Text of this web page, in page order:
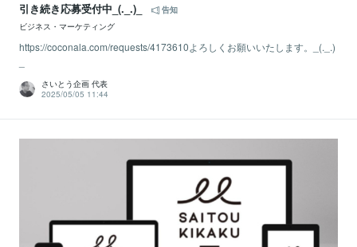
引き続き応募受付中_(._.)_
告知
ビジネス・マーケティング
https://coconala.com/requests/4173610よろしくお願いいたします。_(._.)
さいとう企画 代表
2025/05/05 11:44